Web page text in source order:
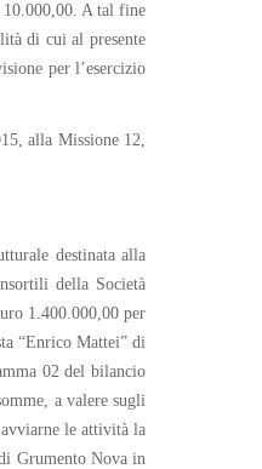
10.000,00. A tal fine
di cui al presente
per l’esercizio
alla Missione 12,
destinata alla
della Società
1.400.000,00 per
“Enrico Mattei” di
02 del bilancio
a valere sugli
le attività la
Grumento Nova in